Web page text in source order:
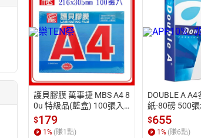
護貝膠膜 萬事捷 MBS A4 8
0u 特級品(藍盒) 100張入
(規格:216x305mm)
$179
1% (賺1點)
DOUBLE A
紙-80磅 500張
直出】【愛買】
$655
1% (賺6點)